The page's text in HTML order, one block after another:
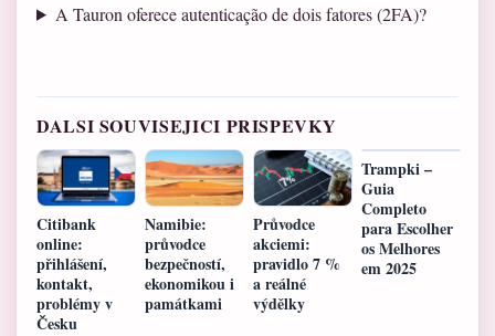
A Tauron oferece autenticação de dois fatores (2FA)?
DALSI SOUVISEJICI PRISPEVKY
Citibank
online:
přihlášení,
kontakt,
problémy v
Česku
Namibie:
průvodce
bezpečností,
ekonomikou i
památkami
Průvodce
akciemi:
pravidlo 7 %
a reálné
výdělky
Trampki –
Guia
Completo
para Escolher
os Melhores
em 2025